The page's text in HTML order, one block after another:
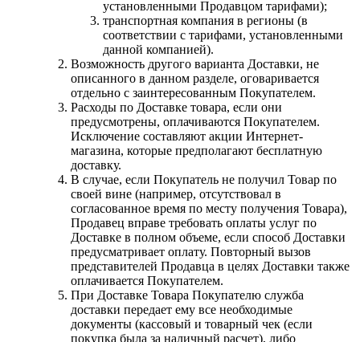
установленными Продавцом тарифами);
транспортная компания в регионы (в
соответствии с тарифами, установленными
данной компанией).
Возможность другого варианта Доставки, не
описанного в данном разделе, оговаривается
отдельно с заинтересованным Покупателем.
Расходы по Доставке товара, если они
предусмотрены, оплачиваются Покупателем.
Исключение составляют акции Интернет-
магазина, которые предполагают бесплатную
доставку.
В случае, если Покупатель не получил Товар по
своей вине (например, отсутствовал в
согласованное время по месту получения Товара),
Продавец вправе требовать оплаты услуг по
Доставке в полном объеме, если способ Доставки
предусматривает оплату. Повторный вызов
представителей Продавца в целях Доставки также
оплачивается Покупателем.
При Доставке Товара Покупателю служба
доставки передает ему все необходимые
документы (кассовый и товарный чек (если
покупка была за наличный расчет), либо